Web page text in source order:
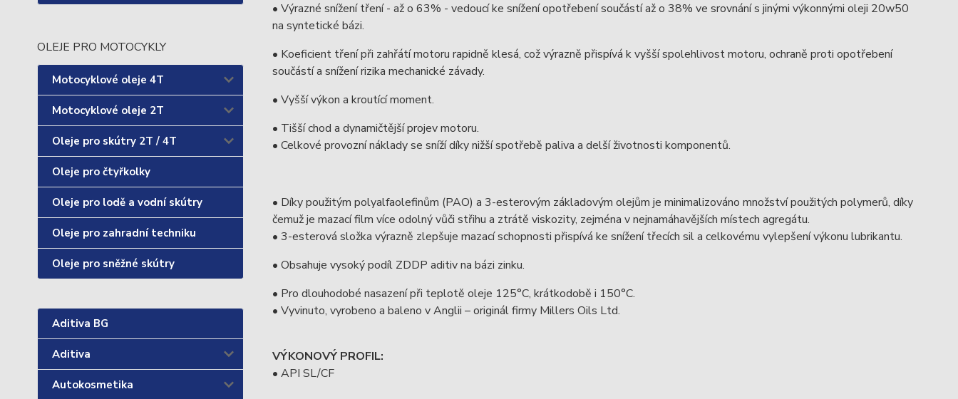
OLEJE PRO MOTOCYKLY
Motocyklové oleje 4T
Motocyklové oleje 2T
Oleje pro skútry 2T / 4T
Oleje pro čtyřkolky
Oleje pro lodě a vodní skútry
Oleje pro zahradní techniku
Oleje pro sněžné skútry
Aditiva BG
Aditiva
Autokosmetika
• Výrazné snížení tření - až o 63% - vedoucí ke snížení opotřebení součástí až o 38% ve srovnání s jinými výkonnými oleji 20w50
na syntetické bázi.
• Koeficient tření při zahřátí motoru rapidně klesá, což výrazně přispívá k vyšší spolehlivost motoru, ochraně proti opotřebení
součástí a snížení rizika mechanické závady.
• Vyšší výkon a kroutící moment.
• Tišší chod a dynamičtější projev motoru.
• Celkové provozní náklady se sníží díky nižší spotřebě paliva a delší životnosti komponentů.
• Díky použitým polyalfaolefinům (PAO) a 3-esterovým základovým olejům je minimalizováno množství použitých polymerů, díky
čemuž je mazací film více odolný vůči střihu a ztrátě viskozity, zejména v nejnamáhavějších místech agregátu.
• 3-esterová složka výrazně zlepšuje mazací schopnosti přispívá ke snížení třecích sil a celkovému vylepšení výkonu lubrikantu.
• Obsahuje vysoký podíl ZDDP aditiv na bázi zinku.
• Pro dlouhodobé nasazení při teplotě oleje 125°C, krátkodobě i 150°C.
• Vyvinuto, vyrobeno a baleno v Anglii – originál firmy Millers Oils Ltd.
VÝKONOVÝ PROFIL:
• API SL/CF